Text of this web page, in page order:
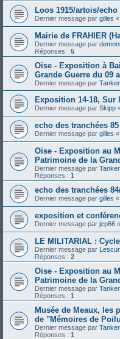
Loos 1915/artois/
Dernier message par gilles «
Mairie de FRAHIER
Dernier message par
Réponses : 5
Oise - Exposition à
Grande Guerre du 09
Dernier message par Tanker
Exposition 14-18, Sur
Dernier message par Skipp
echo des tranchées
Dernier message par gilles «
Oise - Exposition au
Patrimoine de la
Dernier message par Tanker
Réponses : 1
echo des tranchées
Dernier message par gilles «
exposition et
Dernier message par jcp66 «
LE MILITARIAL :
Dernier message par
Réponses : 2
Oise - Exposition au
Patrimoine de la
Dernier message par Tanker
Réponses : 1
Musée de Meaux, les
de "Mémoires de
Dernier message par Tanker
Réponses : 1